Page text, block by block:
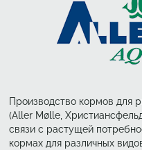
Производство кормов для
(Aller Mølle,
связи с растущей
кормах для различных